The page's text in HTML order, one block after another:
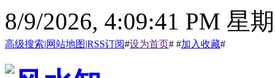
8/9/2026, 4:09:42 PM 星
高级搜索|网站地图|RSS订阅#设为首页# #加入收藏#